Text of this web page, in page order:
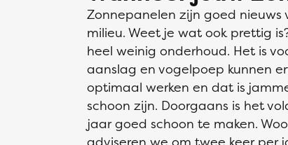
Zonnepanelen zijn goed nieuws
milieu. Weet je wat ook prettig
heel weinig onderhoud. Het is
aanslag en vogelpoep kunnen
optimaal werken en dat is
schoon zijn. Doorgaans is het
jaar goed schoon te maken.